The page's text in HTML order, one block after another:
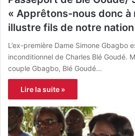
« Apprêtons-nous donc à
illustre fils de notre nation
L’ex-première Dame Simone Gbagbo
inconditionnel de Charles Blé Goudé.
couple Gbagbo, Blé Goudé…
Lire la suite »